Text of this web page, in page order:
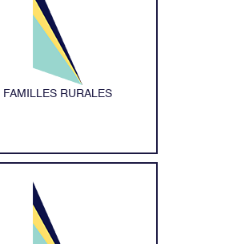
FAMILLES RURALES